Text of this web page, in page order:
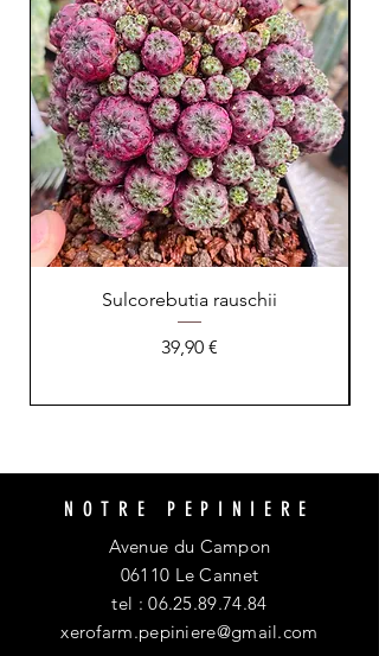
Sulcorebutia rauschii
Prix
39,90 €
NOTRE PEPINIERE
Avenue du Campon
06110 Le Cannet
tel :06.25.89.74.84
xerofarm.pepiniere@gmail.com